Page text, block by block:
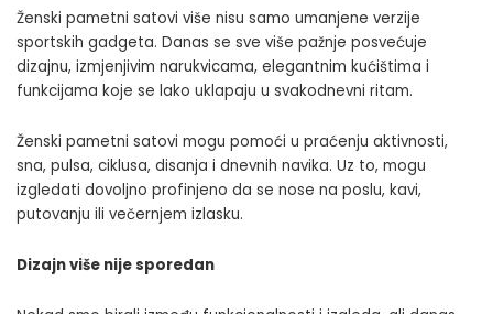
Ženski pametni satovi više nisu samo umanjene verzije
sportskih gadgeta. Danas se sve više pažnje posvećuje
dizajnu, izmjenjivim narukvicama, elegantnim kućištima i
funkcijama koje se lako uklapaju u svakodnevni ritam.
Ženski pametni satovi mogu pomoći u praćenju aktivnosti,
sna, pulsa, ciklusa, disanja i dnevnih navika. Uz to, mogu
izgledati dovoljno profinjeno da se nose na poslu, kavi,
putovanju ili večernjem izlasku.
Dizajn više nije sporedan